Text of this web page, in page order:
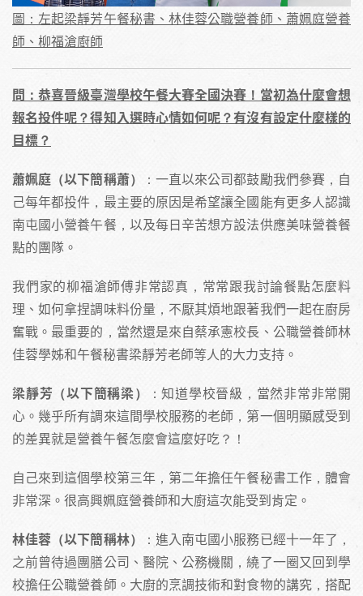
圖：左起梁靜芳午餐秘書、林佳蓉公職營養師、蕭姵庭營養
師、柳福滄廚師
問：恭喜晉級臺灣學校午餐大賽全國決賽！當初為什麼會想
報名投件呢？得知入選時心情如何呢？有沒有設定什麼樣的
目標？
蕭姵庭（以下簡稱蕭）
：一直以來公司都鼓勵我們參賽，自
己每年都投件，最主要的原因是希望讓全國能有更多人認識
南屯國小營養午餐，以及每日辛苦想方設法供應美味營養餐
點的團隊。
我們家的柳福滄師傅非常認真，常常跟我討論餐點怎麼料
理、如何拿捏調味料份量，不厭其煩地跟著我們一起在廚房
奮戰。最重要的，當然還是來自蔡承憲校長、公職營養師林
佳蓉學姊和午餐秘書梁靜芳老師等人的大力支持。
梁靜芳（以下簡稱梁）
：知道學校晉級，當然非常非常開
心。幾乎所有調來這間學校服務的老師，第一個明顯感受到
的差異就是營養午餐怎麼會這麼好吃？！
自己來到這個學校第三年，第二年擔任午餐秘書工作，體會
非常深。很高興姵庭營養師和大廚這次能受到肯定。
林佳蓉（以下簡稱林）
：進入南屯國小服務已經十一年了，
之前曾待過團膳公司、醫院、公務機關，繞了一圈又回到學
校擔任公職營養師。大廚的烹調技術和對食物的講究，搭配